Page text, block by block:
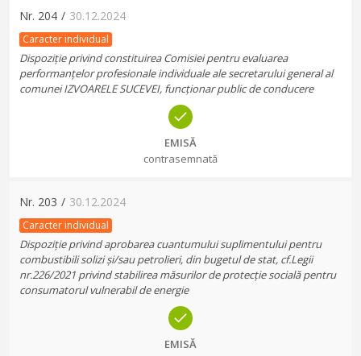
Nr. 204 / 30.12.2024
Caracter individual
Dispoziție privind constituirea Comisiei pentru evaluarea
performanțelor profesionale individuale ale secretarului general al
comunei IZVOARELE SUCEVEI, funcționar public de conducere
EMISĂ
contrasemnată
Nr. 203 / 30.12.2024
Caracter individual
Dispoziție privind aprobarea cuantumului suplimentului pentru
combustibili solizi și/sau petrolieri, din bugetul de stat, cf.Legii
nr.226/2021 privind stabilirea măsurilor de protecție socială pentru
consumatorul vulnerabil de energie
EMISĂ